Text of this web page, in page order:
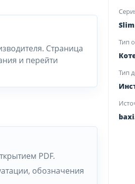
Страница
и перейти
PDF.
обозначения
Slim
Тип
Тип